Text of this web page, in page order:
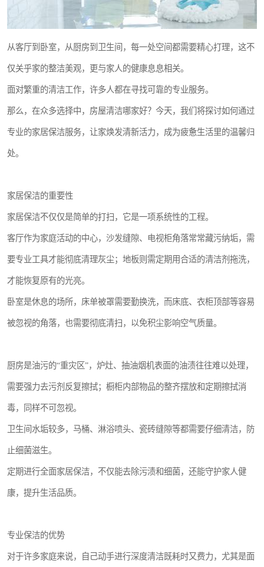
从客厅到卧室，从厨房到卫生间，每一处空间都需要精心打理，这不
仅关乎家的整洁美观，更与家人的健康息息相关。
面对繁重的清洁工作，许多人都在寻找可靠的专业服务。
那么，在众多选择中，房屋清洁哪家好？今天，我们将探讨如何通过
专业的家居保洁服务，让家焕发清新活力，成为疲惫生活里的温馨归
处。
家居保洁的重要性
家居保洁不仅仅是简单的打扫，它是一项系统性的工程。
客厅作为家庭活动的中心，沙发缝隙、电视柜角落常常藏污纳垢，需
要专业工具才能彻底清理灰尘；地板则需定期用合适的清洁剂拖洗，
才能恢复原有的光亮。
卧室是休息的场所，床单被罩需要勤换洗，而床底、衣柜顶部等容易
被忽视的角落，也需要彻底清扫，以免积尘影响空气质量。
厨房是油污的“重灾区”，炉灶、抽油烟机表面的油渍往往难以处理，
需要强力去污剂反复擦拭；橱柜内部物品的整齐摆放和定期擦拭消
毒，同样不可忽视。
卫生间水垢较多，马桶、淋浴喷头、瓷砖缝隙等都需要仔细清洁，防
止细菌滋生。
定期进行全面家居保洁，不仅能去除污渍和细菌，还能守护家人健
康，提升生活品质。
专业保洁的优势
对于许多家庭来说，自己动手进行深度清洁既耗时又费力，尤其是面